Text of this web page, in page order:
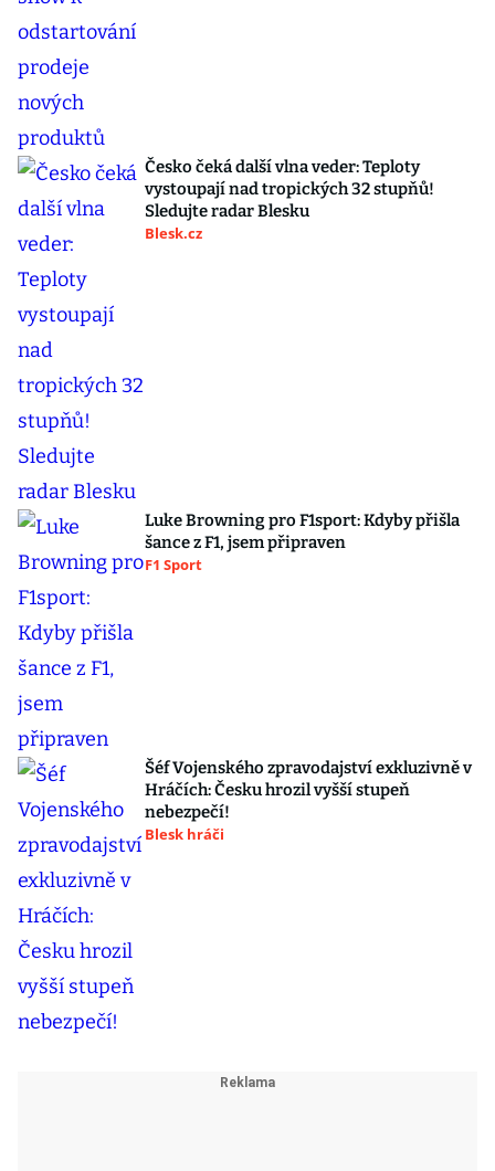
Česko čeká další vlna veder: Teploty
vystoupají nad tropických 32 stupňů!
Sledujte radar Blesku
Blesk.cz
Luke Browning pro F1sport: Kdyby přišla
šance z F1, jsem připraven
F1 Sport
Šéf Vojenského zpravodajství exkluzivně v
Hráčích: Česku hrozil vyšší stupeň
nebezpečí!
Blesk hráči